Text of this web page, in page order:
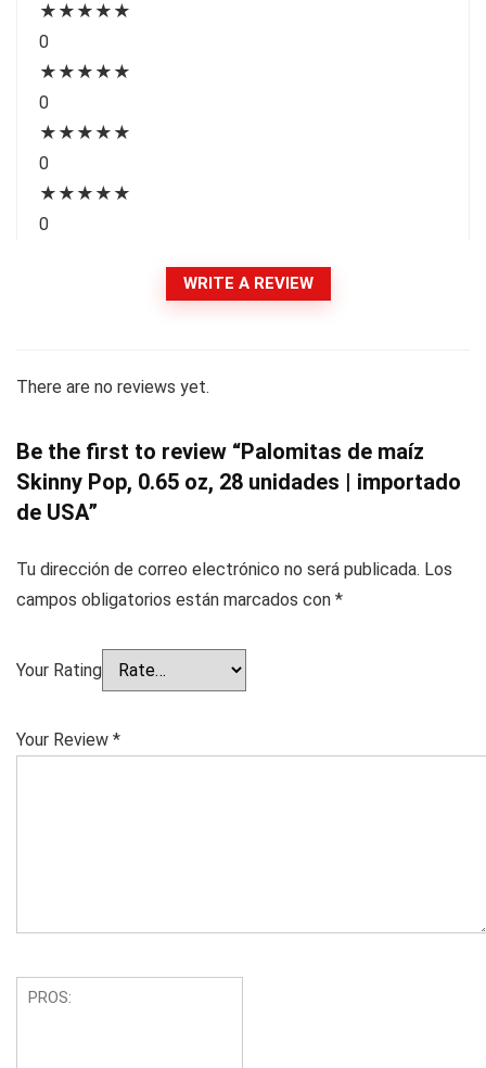
★ ★ ★ ★ ★
0
★ ★ ★ ★ ★
0
★ ★ ★ ★ ★
0
★ ★ ★ ★ ★
0
WRITE A REVIEW
There are no reviews yet.
Be the first to review “Palomitas de maíz
Skinny Pop, 0.65 oz, 28 unidades | importado
de USA”
Tu dirección de correo electrónico no será publicada. Los
campos obligatorios están marcados con *
Your Rating
Your Review *